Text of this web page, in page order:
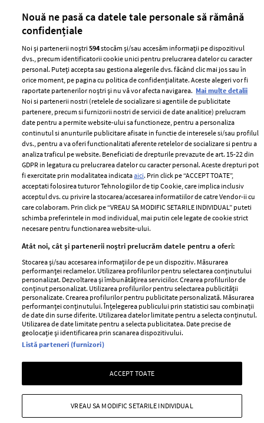
ELLE Style Awards
2024
Despre ELLE
Romania
Contact
Abonamente
Termeni si conditii
Politica de
confidențialitate
Politica de cookies
Publicitate
GSP
Unica
Baby
Retete
femei
Viva
Avantaje
Retete practice
Pariază responsabil! Decizia ONJN nr. 821/25.09.2025.
Jocurile de noroc sunt interzise minorilor.
Copyright © 2026 Ringier Romania SRL
Nouă ne pasă ca datele tale personale să rămână
confidențiale
Noi și partenerii noștri594stocăm și/sau accesăm informații pe dispozitivul
dvs., precum identificatorii cookie unici pentru prelucrarea datelor cu caracter
personal. Puteți accepta sau gestiona alegerile dvs. făcând clic mai jos sau în
orice moment, pe pagina cu politica de confidențialitate. Aceste alegeri vor fi
raportate partenerilor noștri și nu vă vor afecta navigarea. Mai multe detalii
Noi si partenerii nostri (retelele de socializare si agentiile de publicitate
partenere, precum si furnizorii nostri de servicii de date analitice) prelucram
date pentru a permite website-ului sa functioneze, pentru a personaliza
continutul si anunturile publicitare afisate in functie de interesele si/sau profilul
dvs., pentru a va oferi functionalitati aferente retelelor de socializare si pentru a
analiza traficul pe website. Beneficiati de drepturile prevazute de art. 15-22 din
GDPR in legatura cu prelucrarea datelor cu caracter personal. Aceste drepturi pot
fi exercitate prin modalitatea indicataaici. Prin click pe “ACCEPT TOATE”,
acceptati folosirea tuturor Tehnologiilor de tip Cookie, care implica inclusiv
acceptul dvs. cu privire la stocarea/accesarea informatiilor de catre Vendor-ii cu
care colaboram. Prin click pe “VREAU SA MODIFIC SETARILE INDIVIDUAL” puteti
schimba preferintele in mod individual, mai putin cele legate de cookie strict
necesare pentru functionarea website-ului.
Atât noi, cât și partenerii noștri prelucrăm datele pentru a oferi:
Stocarea și/sau accesarea informațiilor de pe un dispozitiv. Măsurarea
performanței reclamelor. Utilizarea profilurilor pentru selectarea conținutului
personalizat. Dezvoltarea și îmbunătățirea serviciilor. Crearea profilurilor de
conținut personalizat. Utilizarea profilurilor pentru selectarea publicității
personalizate. Crearea profilurilor pentru publicitate personalizată. Măsurarea
performanței conținutului. Înțelegerea publicului prin statistici sau combinații
de date din surse diferite. Utilizarea datelor limitate pentru a selecta conținutul.
Utilizarea de date limitate pentru a selecta publicitatea. Date precise de
geolocație și identificarea prin scanarea dispozitivului.
Listă parteneri (furnizori)
ACCEPT TOATE
VREAU SA MODIFIC SETARILE INDIVIDUAL